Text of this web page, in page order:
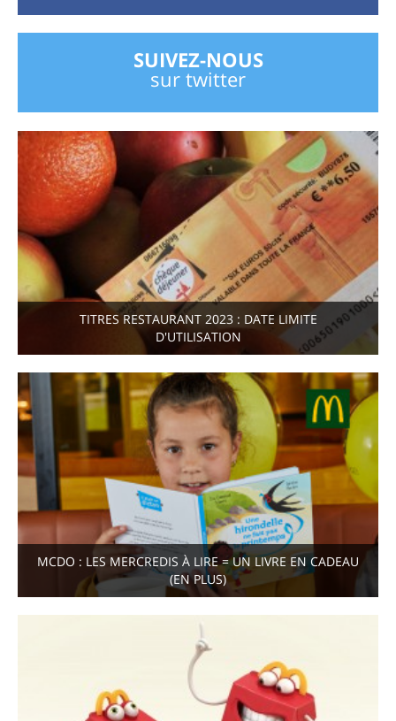
SUIVEZ-NOUS
sur twitter
TITRES RESTAURANT 2023 : DATE LIMITE
D'UTILISATION
MCDO : LES MERCREDIS À LIRE = UN LIVRE EN CADEAU
(EN PLUS)